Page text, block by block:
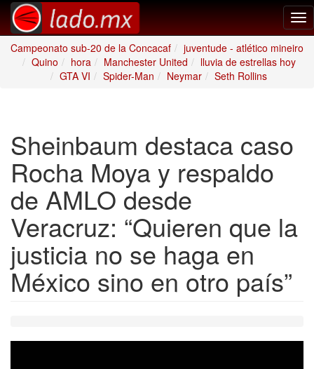
Campeonato sub-20 de la Concacaf
juventude - atlético mineiro
Quino
hora Manchester United
lluvia de estrellas hoy
GTA VI
Spider-Man Neymar Seth Rollins
Sheinbaum destaca caso
Rocha Moya y respaldo
de AMLO desde
Veracruz: “Quieren que la
justicia no se haga en
México sino en otro país”